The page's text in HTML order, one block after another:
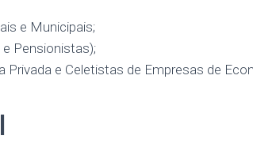
e Municipais;
Pensionistas);
Privada e Celetistas de Empresas de